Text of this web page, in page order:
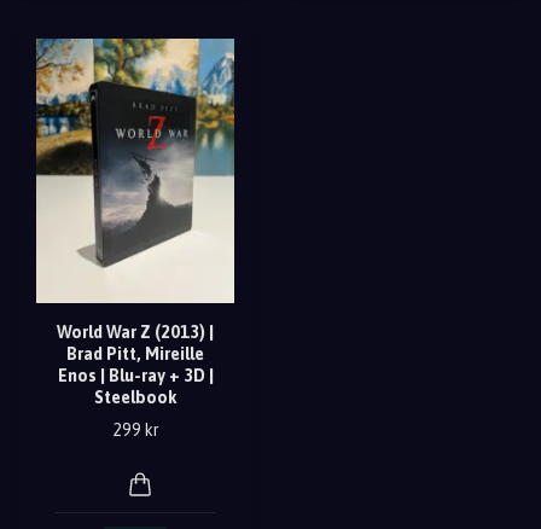
World War Z (2013) |
Brad Pitt, Mireille
Enos | Blu-ray + 3D |
Steelbook
299 kr